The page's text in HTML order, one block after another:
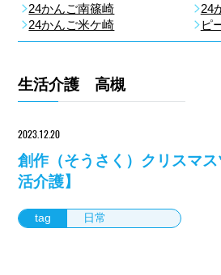
24かんご南篠崎
24
24かんご米ケ崎
ピ
生活介護 高槻
2023.12.20
創作（そうさく）クリス
活介護】
tag 日常